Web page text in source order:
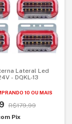
Lateral Led
- DQKL-13
10 OU MAIS
R$179,99
Pix